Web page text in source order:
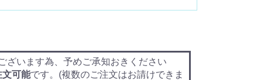
ざいます為、予めご承知おきください
文可能です。(複数のご注文はお請けできま